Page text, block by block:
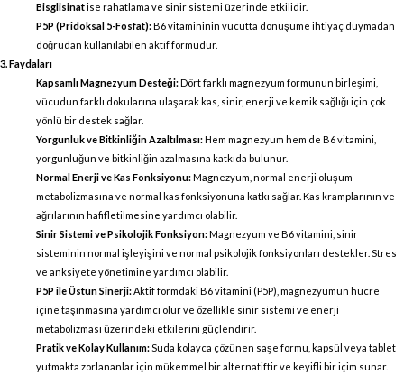
Bisglisinatise rahatlama ve sinir sistemi üzerinde etkilidir.
P5P (Pridoksal 5-Fosfat):B6 vitamininin vücutta dönüşüme ihtiyaç duymadan
doğrudan kullanılabilen aktif formudur.
3. Faydaları
Kapsamlı Magnezyum Desteği:Dört farklı magnezyum formunun birleşimi,
vücudun farklı dokularına ulaşarak kas, sinir, enerji ve kemik sağlığı için çok
yönlü bir destek sağlar.
Yorgunluk ve Bitkinliğin Azaltılması:Hem magnezyum hem de B6 vitamini,
yorgunluğun ve bitkinliğin azalmasına katkıda bulunur.
Normal Enerji ve Kas Fonksiyonu:Magnezyum, normal enerji oluşum
metabolizmasına ve normal kas fonksiyonuna katkı sağlar. Kas kramplarının ve
ağrılarının hafifletilmesine yardımcı olabilir.
Sinir Sistemi ve Psikolojik Fonksiyon:Magnezyum ve B6 vitamini, sinir
sisteminin normal işleyişini ve normal psikolojik fonksiyonları destekler. Stres
ve anksiyete yönetimine yardımcı olabilir.
P5P ile Üstün Sinerji:Aktif formdaki B6 vitamini (P5P), magnezyumun hücre
içine taşınmasına yardımcı olur ve özellikle sinir sistemi ve enerji
metabolizması üzerindeki etkilerini güçlendirir.
Pratik ve Kolay Kullanım:Suda kolayca çözünen saşe formu, kapsül veya tablet
yutmakta zorlananlar için mükemmel bir alternatiftir ve keyifli bir içim sunar.